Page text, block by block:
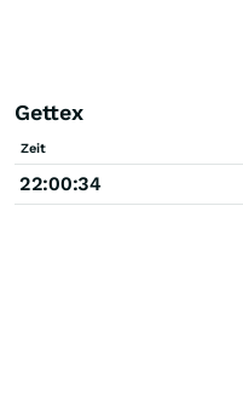
Gettex
Zeit
22:00:34